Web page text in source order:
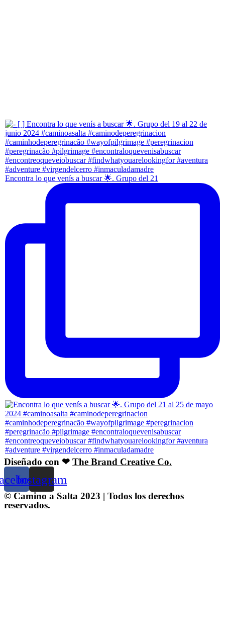
Encontra lo que venís a buscar 🌟. Grupo del 21
Diseñado con ❤ The Brand Creative Co.
Instagram
© Camino a Salta 2023 | Todos los derechos
reservados.